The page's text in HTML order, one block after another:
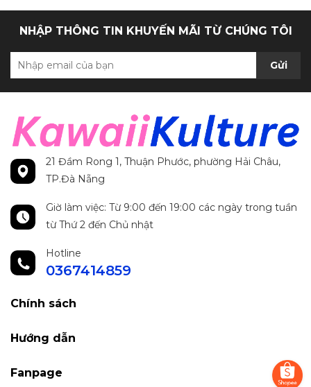
NHẬP THÔNG TIN KHUYẾN MÃI TỪ CHÚNG TÔI
Gửi
21 Đầm Rong 1, Thuận Phước, phường Hải Châu,
TP.Đà Nẵng
Giờ làm việc: Từ 9:00 đến 19:00 các ngày trong tuần
từ Thứ 2 đến Chủ nhật
Hotline
0367414859
Chính sách
Hướng dẫn
Fanpage